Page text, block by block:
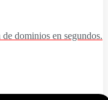
dominios en segundos.